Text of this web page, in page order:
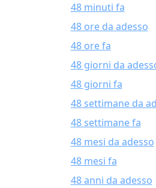
48 minuti fa
48 ore da adesso
48 ore fa
48 giorni da
48 giorni fa
48 settimane da
48 settimane fa
48 mesi da adesso
48 mesi fa
48 anni da adesso